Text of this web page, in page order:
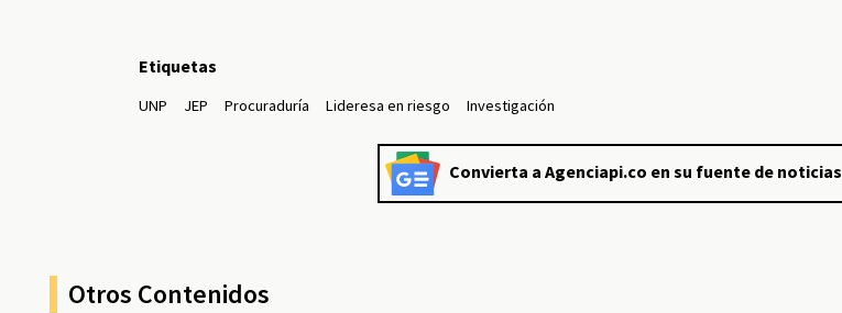
Etiquetas
UNP JEP Procuraduría Lideresa en riesgo Investigación
Convierta a Agenciapi.co en su fuente de noticias
Otros Contenidos